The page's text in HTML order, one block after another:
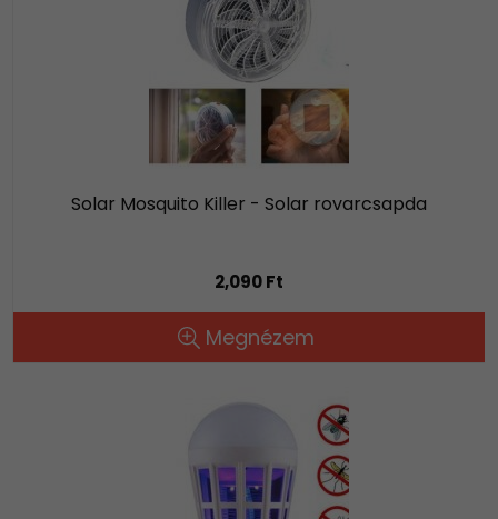
Solar Mosquito Killer - Solar rovarcsapda
2,090 Ft
Megnézem